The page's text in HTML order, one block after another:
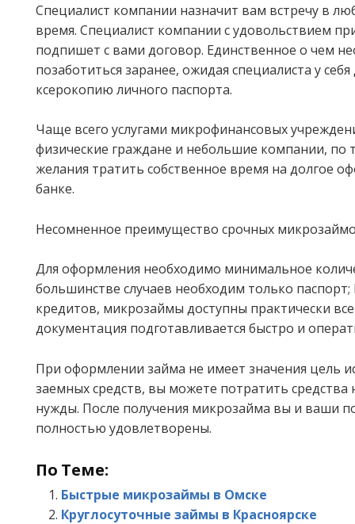
Специалист компании назначит вам встречу в
время. Специалист компании с удовольствием
подпишет с вами договор. Единственное о чем
позаботиться заранее, ожидая специалиста у
ксерокопию личного паспорта.
Чаще всего услугами микрофинансовых
физические граждане и небольшие компании, по
желания тратить собственное время на долгое
банке.
Несомненное преимущество срочных
Для оформления необходимо минимальное
большинстве случаев необходим только
кредитов, микрозаймы доступны практически
документация подготавливается быстро и
При оформлении займа не имеет значения цель
заемных средств, вы можете потратить
нужды. После получения микрозайма вы и ваши
полностью удовлетворены.
По Теме:
Быстрые микрозаймы в Омске
Круглосуточные займы в Красноярске